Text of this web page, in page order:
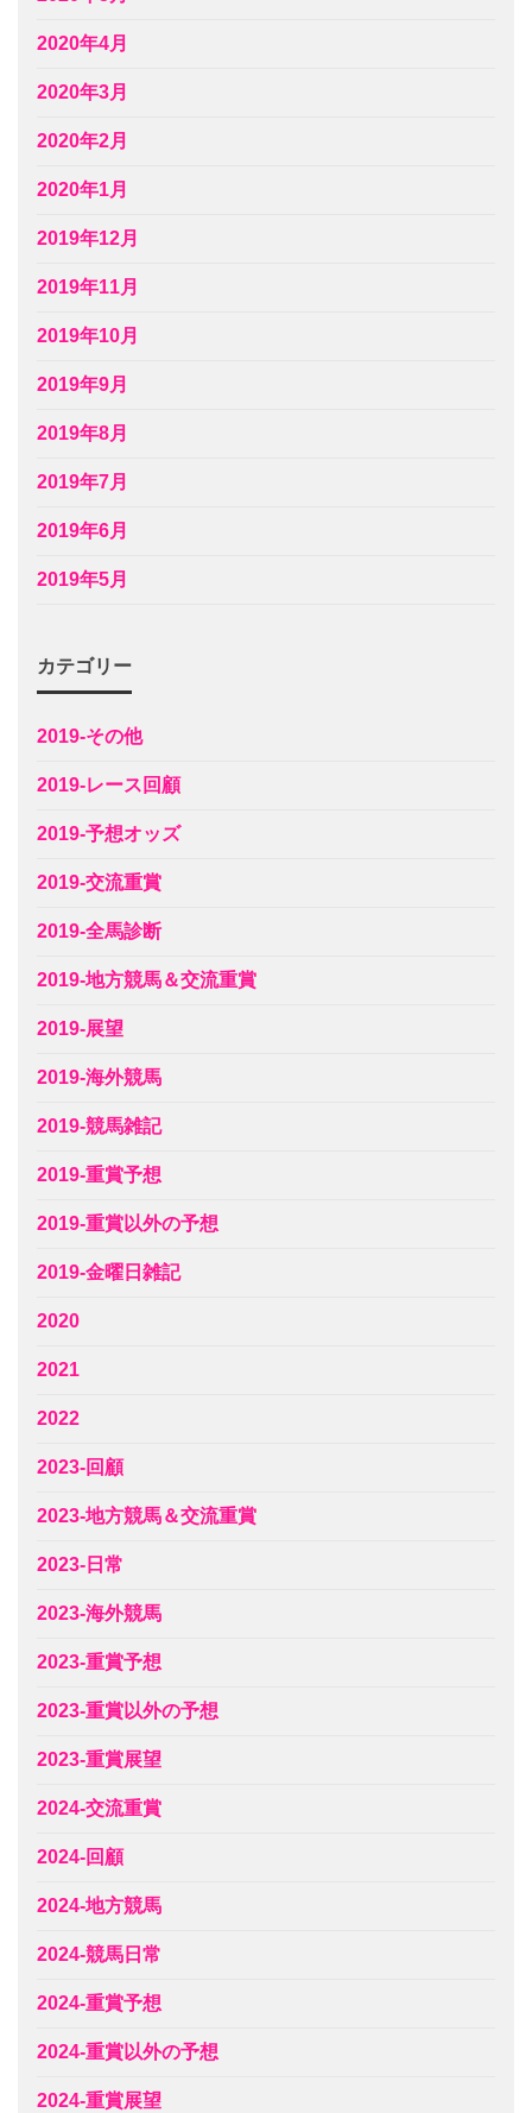
2020年4月
2020年3月
2020年2月
2020年1月
2019年12月
2019年11月
2019年10月
2019年9月
2019年8月
2019年7月
2019年6月
2019年5月
カテゴリー
2019-その他
2019-レース回顧
2019-予想オッズ
2019-交流重賞
2019-全馬診断
2019-地方競馬＆交流重賞
2019-展望
2019-海外競馬
2019-競馬雑記
2019-重賞予想
2019-重賞以外の予想
2019-金曜日雑記
2020
2021
2022
2023-回顧
2023-地方競馬＆交流重賞
2023-日常
2023-海外競馬
2023-重賞予想
2023-重賞以外の予想
2023-重賞展望
2024-交流重賞
2024-回顧
2024-地方競馬
2024-競馬日常
2024-重賞予想
2024-重賞以外の予想
2024-重賞展望